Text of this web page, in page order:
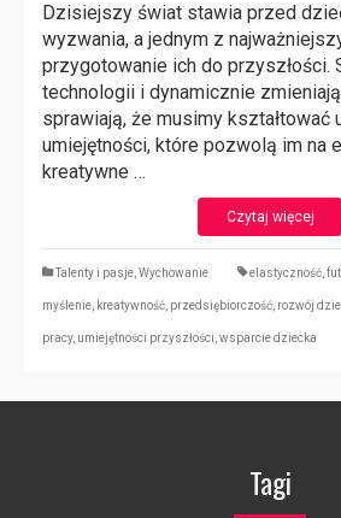
Dzisiejszy świat stawia przed
wyzwania, a jednym z
przygotowanie ich do przyszłości.
technologii i dynamicznie
sprawiają, że musimy kształtować
umiejętności, które pozwolą im na
kreatywne …
Czytaj więcej
Talenty i pasje Wychowanie elastyczność
myślenie kreatywność przedsiębiorczość rozwój
pracy, umiejętności przyszłości wsparcie dziecka
Tagi